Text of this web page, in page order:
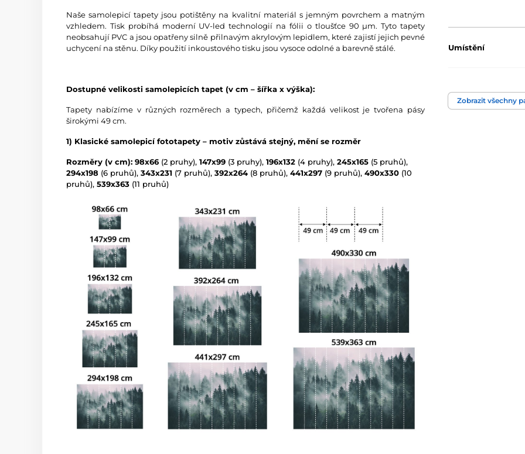
Naše samolepicí tapety jsou potištěny na kvalitní materiál s jemným povrchem a matným
vzhledem. Tisk probíhá moderní UV-led technologií na fólii o tloušťce 90 µm. Tyto tapety
neobsahují PVC a jsou opatřeny silně přilnavým akrylovým lepidlem, které zajistí jejich pevné
uchycení na stěnu. Díky použití inkoustového tisku jsou vysoce odolné a barevně stálé.
Dostupné velikosti samolepicích tapet (v cm – šířka x výška):
Tapety nabízíme v různých rozměrech a typech, přičemž každá velikost je tvořena pásy
širokými 49 cm.
1) Klasické samolepicí fototapety – motiv zůstává stejný, mění se rozměr
Rozměry (v cm): 98x66 (2 pruhy), 147x99 (3 pruhy), 196x132 (4 pruhy), 245x165 (5 pruhů),
294x198 (6 pruhů), 343x231 (7 pruhů), 392x264 (8 pruhů), 441x297 (9 pruhů), 490x330 (10
pruhů), 539x363 (11 pruhů)
Umístění
Technologie tapet
Zobrazit všechny